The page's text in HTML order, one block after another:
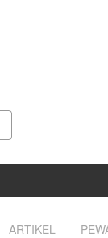
ARTIKEL